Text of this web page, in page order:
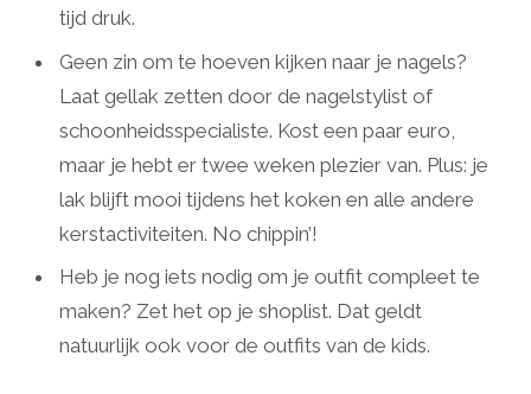
tijd druk.
Geen zin om te hoeven kijken naar je nagels?
Laat gellak zetten door de nagelstylist of
schoonheidsspecialiste. Kost een paar euro,
maar je hebt er twee weken plezier van. Plus: je
lak blijft mooi tijdens het koken en alle andere
kerstactiviteiten. No chippin’!
Heb je nog iets nodig om je outfit compleet te
maken? Zet het op je shoplist. Dat geldt
natuurlijk ook voor de outfits van de kids.